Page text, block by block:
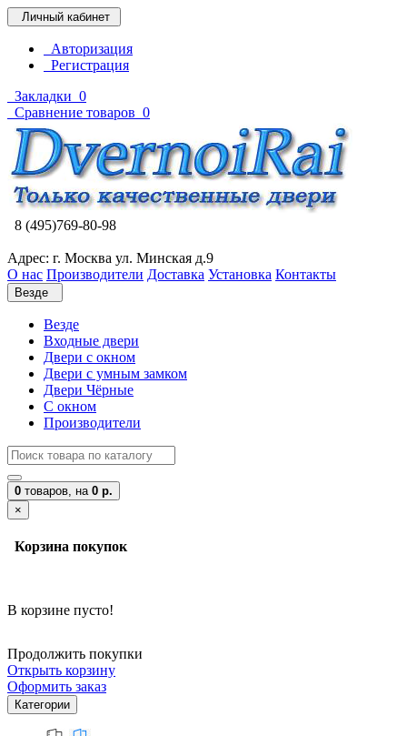
Личный кабинет
Авторизация
Регистрация
Закладки 0
Сравнение товаров 0
8 (495)769-80-98
Адрес: г. Москва ул. Минская д.9
О нас Производители Доставка Установка Контакты
Везде
Везде
Входные двери
Двери с окном
Двери с умным замком
Двери Чёрные
C окном
Производители
0 товаров, на 0 р.
×
Корзина покупок
В корзине пусто!
Продолжить покупки
Открыть корзину
Оформить заказ
Категории